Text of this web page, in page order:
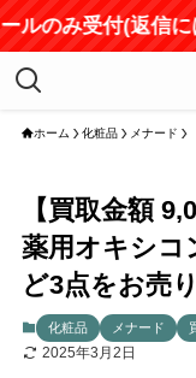
み受付(返信にはお
ホーム 化粧品 メナード
【買取金額
薬用オキシコ
ど3点をお売
化粧品 メナード
2025年3月2日